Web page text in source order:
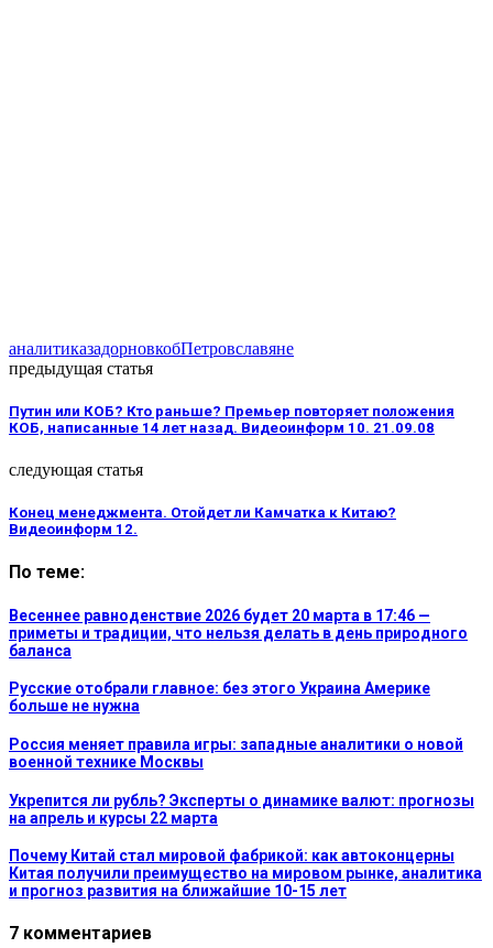
аналитиказадорновкобПетровславяне
предыдущая статья
Путин или КОБ? Кто раньше? Премьер повторяет положения
КОБ, написанные 14 лет назад. Видеоинформ 10. 21.09.08
следующая статья
Конец менеджмента. Отойдет ли Камчатка к Китаю?
Видеоинформ 12.
По теме:
Весеннее равноденствие 2026 будет 20 марта в 17:46 —
приметы и традиции, что нельзя делать в день природного
баланса
Русские отобрали главное: без этого Украина Америке
больше не нужна
Россия меняет правила игры: западные аналитики о новой
военной технике Москвы
Укрепится ли рубль? Эксперты о динамике валют: прогнозы
на апрель и курсы 22 марта
Почему Китай стал мировой фабрикой: как автоконцерны
Китая получили преимущество на мировом рынке, аналитика
и прогноз развития на ближайшие 10-15 лет
7 комментариев